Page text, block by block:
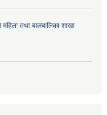
तथा बालबालिका शाखा